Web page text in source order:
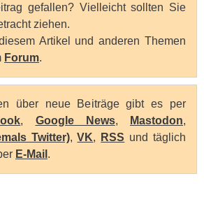
gefallen? Vielleicht sollten Sie
ziehen.
Artikel und anderen Themen
Forum.
über neue Beiträge gibt es per
, Google News, Mastodon,
Twitter),VK, RSS und täglich
E-Mail .